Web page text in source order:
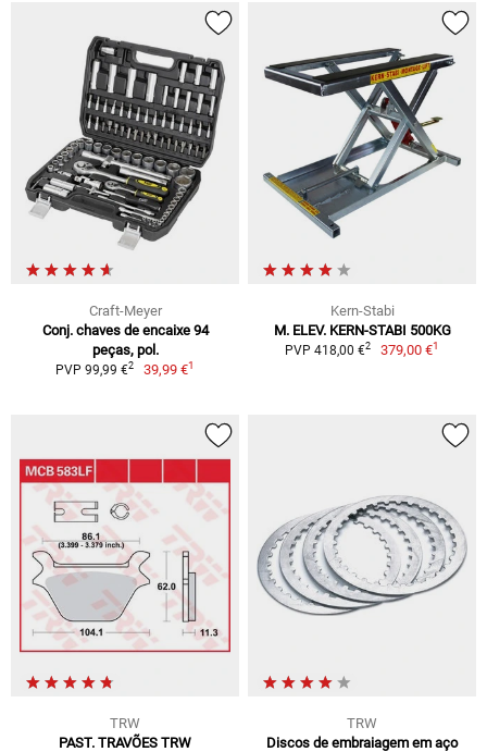
Craft-Meyer
Conj. chaves de encaixe 94
peças, pol.
PVP 99,99 €2 39,99 €1
Kern-Stabi
M. ELEV. KERN-STABI 500KG
PVP 418,00 €2 379,00 €1
TRW
PAST. TRAVÕES TRW
TRW
Discos de embraiagem em aço